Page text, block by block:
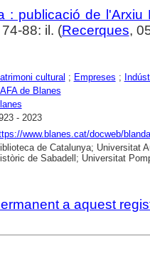
: publicació de l'Arxiu
88: il. (Recerques,
cultural ; Empreses ;
de Blanes
- 2023
www.blanes.cat/docweb/
de Catalunya; Universitat
de Sabadell; Universitat
a aquest